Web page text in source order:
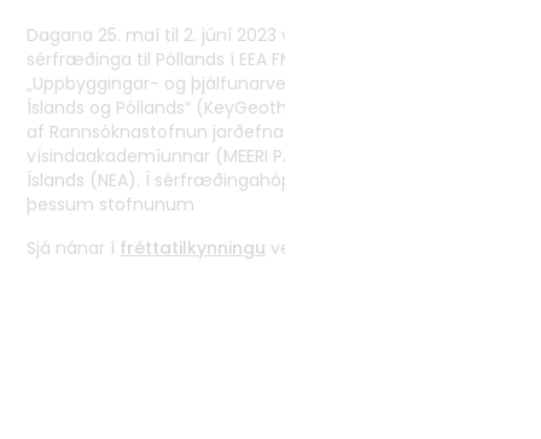
Alþjóðlegt samstarf
Dagana 25. maí til 2. júní 2023 var önnur heimsókn
sérfræðinga til Póllands í EEA FM-verkefninu
„Uppbyggingar- og þjálfunarverkefni í jarðhita á milli
Íslands og Póllands“ (KeyGeothermal). Verkefnið er unnið
af Rannsóknastofnun jarðefna- og orkubúskapar Pólsku
vísindaakademíunnar (MEERI PAS) og Orkustofnunar
Íslands (NEA). Í sérfræðingahópnum voru aðilar frá
þessum stofnunum
Sjá nánar í fréttatilkynningu verkefnisins.